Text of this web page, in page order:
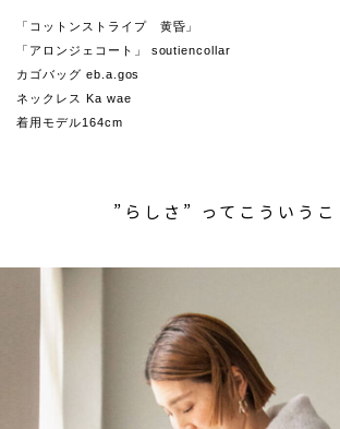
「コットンストライプ 黄昏」
「アロンジェコート」 soutiencollar
カゴバッグ eb.a.gos
ネックレス Ka wae
着用モデル164cm
”らしさ” ってこういうこ